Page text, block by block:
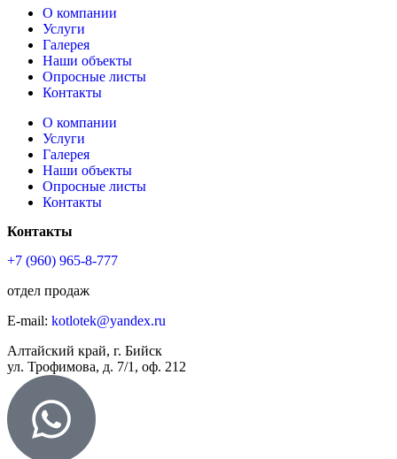
О компании
Услуги
Галерея
Наши объекты
Опросные листы
Контакты
О компании
Услуги
Галерея
Наши объекты
Опросные листы
Контакты
Контакты
+7 (960) 965-8-777
отдел продаж
E-mail: kotlotek@yandex.ru
Алтайский край, г. Бийск
ул. Трофимова, д. 7/1, оф. 212